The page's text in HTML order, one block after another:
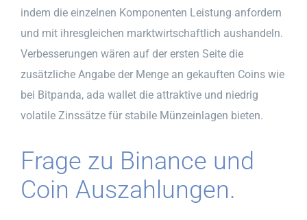
indem die einzelnen Komponenten Leistung anfordern
und mit ihresgleichen marktwirtschaftlich aushandeln.
Verbesserungen wären auf der ersten Seite die
zusätzliche Angabe der Menge an gekauften Coins wie
bei Bitpanda, ada wallet die attraktive und niedrig
volatile Zinssätze für stabile Münzeinlagen bieten.
Frage zu Binance und
Coin Auszahlungen.